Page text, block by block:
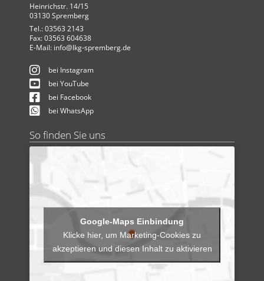
Heinrichstr. 14/15
03130 Spremberg
Tel.: 03563 2143
Fax: 03563 604638
E-Mail: info@lkg-spremberg.de
bei Instagram
bei YouTube
bei Facebook
bei WhatsApp
So finden Sie uns
Klicke hier, um Marketing-Cookies zu
akzeptieren und diesen Inhalt zu aktivieren